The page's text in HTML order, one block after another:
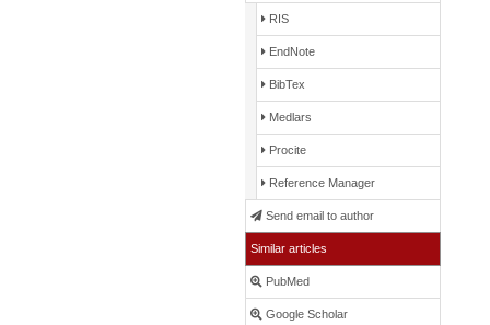
RIS
EndNote
BibTex
Medlars
Procite
Reference Manager
Send email to author
Similar articles
PubMed
Google Scholar